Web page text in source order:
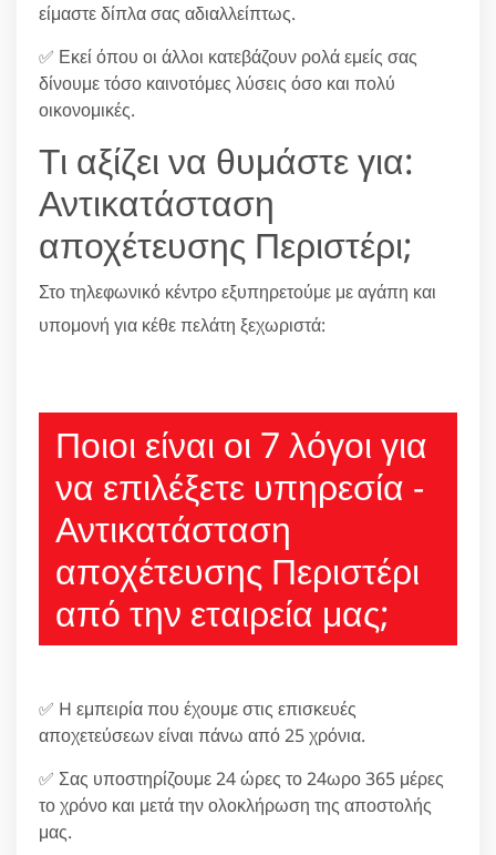
είμαστε δίπλα σας αδιαλλείπτως.
✅ Εκεί όπου οι άλλοι κατεβάζουν ρολά εμείς σας
δίνουμε τόσο καινοτόμες λύσεις όσο και πολύ
οικονομικές.
Τι αξίζει να θυμάστε για:
Αντικατάσταση
αποχέτευσης Περιστέρι;
Στο τηλεφωνικό κέντρο εξυπηρετούμε με αγάπη και
υπομονή για κέθε πελάτη ξεχωριστά:
Ποιοι είναι οι 7 λόγοι για
να επιλέξετε υπηρεσία -
Αντικατάσταση
αποχέτευσης Περιστέρι
από την εταιρεία μας;
✅ H εμπειρία που έχουμε στις επισκευές
αποχετεύσεων είναι πάνω από 25 χρόνια.
✅ Σας υποστηρίζουμε 24 ώρες το 24ωρο 365 μέρες
το χρόνο και μετά την ολοκλήρωση της αποστολής
μας.